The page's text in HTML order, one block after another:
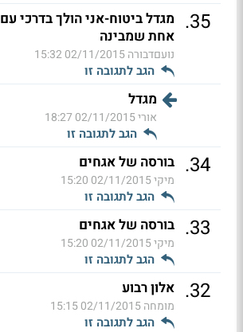
35
. מגדל ביטוח-אני הולך בדרכי עם
אחת שמבינה
נועםדבורה02/11/2015 15:32
הגב לתגובה זו
מגדל
אורי02/11/2015 18:27
הגב לתגובה זו
34
. בורסה של אגחים
מיקי02/11/2015 15:20
הגב לתגובה זו
33
. בורסה של אגחים
מיקי02/11/2015 15:20
הגב לתגובה זו
32
. אלון רבוע
מומחה02/11/2015 15:15
הגב לתגובה זו